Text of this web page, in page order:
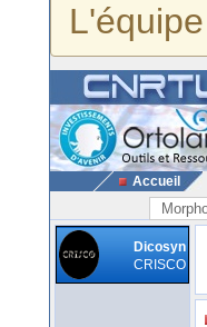
Accueil
Dicosyn
CRISCO